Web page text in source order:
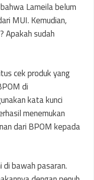
Lameila belum
MUI. Kemudian,
Apakah sudah
cek produk yang
di
kata kunci
menemukan
dari BPOM kepada
di bawah pasaran.